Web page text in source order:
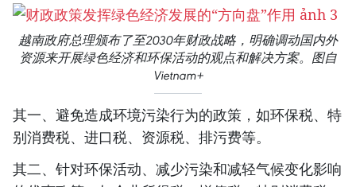
越南政府总理颁布了至2030年财政战略，明确调动国内外
资源来开展绿色经济和环保活动的观点和解决方案。图自
Vietnam+
其一、避免造成环境污染行为的政策，如环保税、特
别消费税、进口税、资源税、排污费等。
其二、针对环保活动、减少污染和减轻气候变化影响